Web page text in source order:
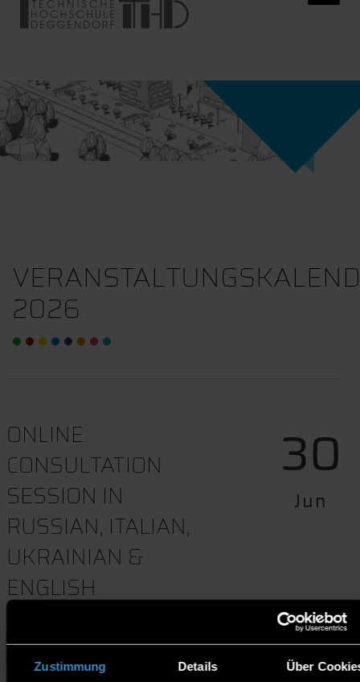
Zustimmung Details Über
2026
ONLINE
CONSULTATION
SESSION IN
RUSSIAN, ITALIAN,
UKRAINIAN &
ENGLISH
Online l Zoom
30
Jun